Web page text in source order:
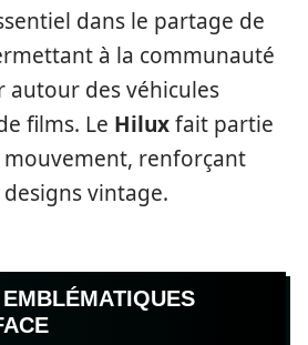
dans le partage de
à la communauté
autour des véhicules
films. Le Hiluxfait partie
renforçant
vintage.